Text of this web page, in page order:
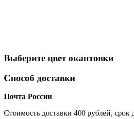
Выберите цвет окантовки
Способ доставки
Почта России
Cтоимость доставки 400 рублей, срок